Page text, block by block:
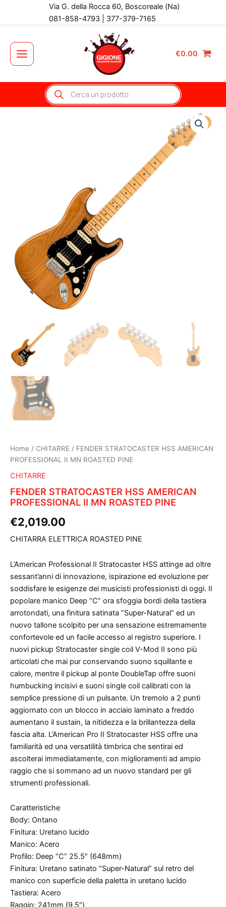
Via G. della Rocca 60, Boscoreale (Na)
081-858-4793 | 377-379-7165
Main
Menu
€0.00
Products
search
Home / CHITARRE / FENDER STRATOCASTER HSS AMERICAN
PROFESSIONAL II MN ROASTED PINE
CHITARRE
FENDER STRATOCASTER HSS AMERICAN
PROFESSIONAL II MN ROASTED PINE
€2,019.00
CHITARRA ELETTRICA ROASTED PINE
L’American Professional II Stratocaster HSS attinge ad oltre
sessant’anni di innovazione, ispirazione ed evoluzione per
soddisfare le esigenze dei musicisti professionisti di oggi. Il
popolare manico Deep “C” ora sfoggia bordi della tastiera
arrotondati, una finitura satinata “Super-Natural” ed un
nuovo tallone scolpito per una sensazione estremamente
confortevole ed un facile accesso al registro superiore. I
nuovi pickup Stratocaster single coil V-Mod II sono più
articolati che mai pur conservando suono squillante e
calore, mentre il pickup al ponte DoubleTap offre suoni
humbucking incisivi e suoni single coil calibrati con la
semplice pressione di un pulsante. Un tremolo a 2 punti
aggiornato con un blocco in acciaio laminato a freddo
aumentano il sustain, la nitidezza e la brillantezza della
fascia alta. L’American Pro II Stratocaster HSS offre una
familiarità ed una versatilità timbrica che sentirai ed
ascolterai immediatamente, con miglioramenti ad ampio
raggio che si sommano ad un nuovo standard per gli
strumenti professionali.
Caratteristiche
Body: Ontano
Finitura: Uretano lucido
Manico: Acero
Profilo: Deep “C” 25.5″ (648mm)
Finitura: Uretano satinato “Super-Natural” sul retro del
manico con superficie della paletta in uretano lucido
Tastiera: Acero
Raggio: 241mm (9.5″)